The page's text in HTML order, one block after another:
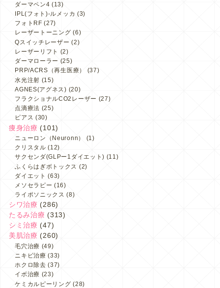
ダーマペン4 (13)
IPL(フォト)-ルメッカ (3)
フォトRF (27)
レーザートーニング (6)
Qスイッチレーザー (2)
レーザーリフト (2)
ダーマローラー (25)
PRP/ACRS（再生医療）
(37)
水光注射 (15)
AGNES(アグネス) (20)
フラクショナルCO2レーザー (27)
点滴療法 (25)
ピアス (30)
痩身治療 (101)
ニューロン（Neuronn）
(1)
クリスタル (12)
サクセンダ(GLPー1ダイエット) (11)
ふくらはぎボトックス (2)
ダイエット (63)
メソセラピー (16)
ライポソニックス (8)
シワ治療 (286)
たるみ治療 (313)
シミ治療 (47)
美肌治療 (260)
毛穴治療 (49)
ニキビ治療 (33)
ホクロ除去 (37)
イボ治療 (23)
ケミカルピーリング (28)